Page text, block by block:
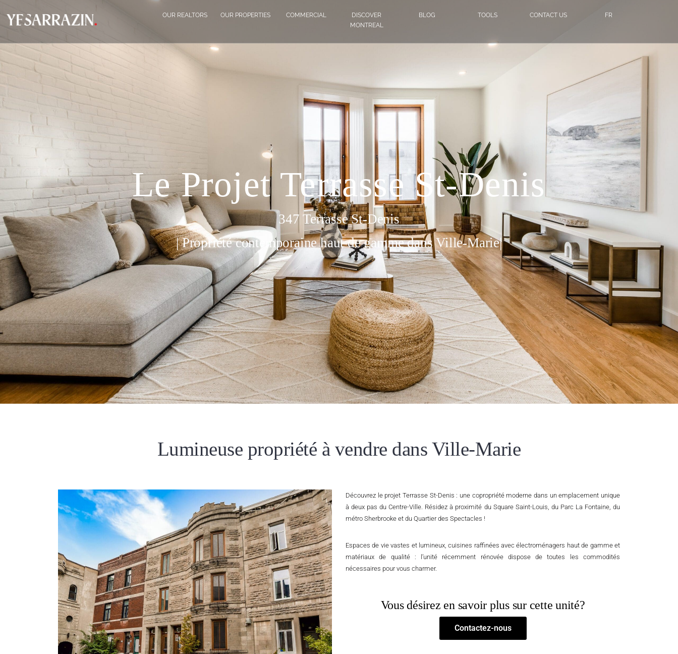
OUR REALTORS OUR PROPERTIES COMMERCIAL
DISCOVER
MONTREAL
BLOG TOOLS CONTACT US FR
Le Projet Terrasse St-Denis
347 Terrasse St-Denis
| Propriété contemporaine haut de gamme dans Ville-Marie|
Lumineuse propriété à vendre dans Ville-Marie
Découvrez le projet Terrasse St-Denis : une copropriété moderne dans un emplacement unique
à deux pas du Centre-Ville. Résidez à proximité du Square Saint-Louis, du Parc La Fontaine, du
métro Sherbrooke et du Quartier des Spectacles !
Espaces de vie vastes et lumineux, cuisines raffinées avec électroménagers haut de gamme et
matériaux de qualité : l’unité récemment rénovée dispose de toutes les commodités
nécessaires pour vous charmer.
Vous désirez en savoir plus sur cette unité?
Contactez-nous